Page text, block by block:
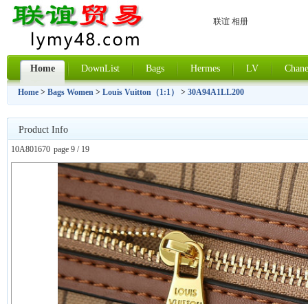
联谊 相册
Home DownList Bags Hermes LV
Home > Bags Women > Louis Vuitton（1:1） > 30A94A1LL200
Product Info
10A801670 page 9 / 19
上一张